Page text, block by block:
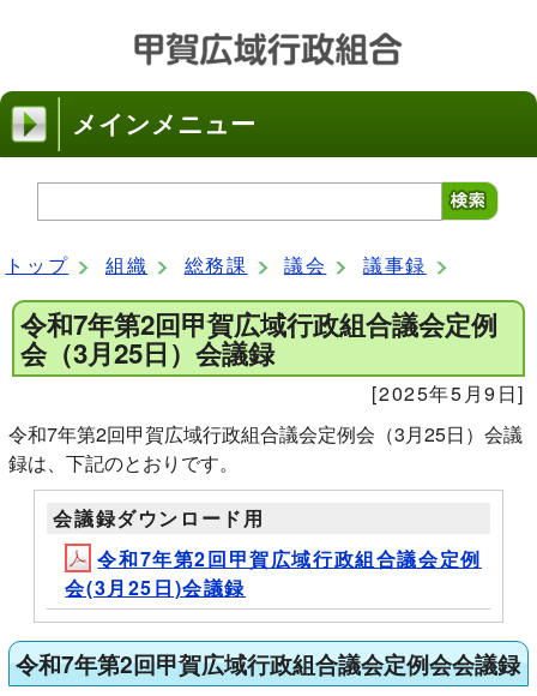
メインメニュー
トップ 組織 総務課 議会 議事録
令和7年第2回甲賀広域行政組合議会定例
会（3月25日）会議録
[2025年5月9日]
令和7年第2回甲賀広域行政組合議会定例会（3月25日）会議
録は、下記のとおりです。
会議録ダウンロード用
令和7年第2回甲賀広域行政組合議会定例
会(3月25日)会議録
令和7年第2回甲賀広域行政組合議会定例会会議録